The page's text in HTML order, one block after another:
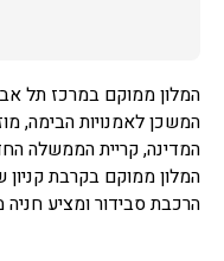
המשכן לאמנויות הבימה,
המדינה, קריית הממשלה
המלון ממוקם בקרבת
הרכבת סבידור ומציע